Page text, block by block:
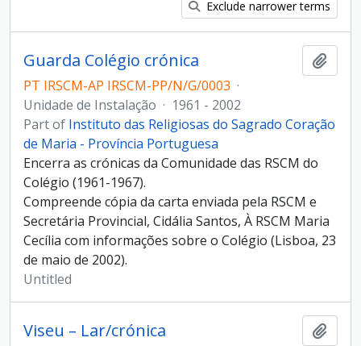
Exclude narrower terms
Guarda Colégio crónica
PT IRSCM-AP IRSCM-PP/N/G/0003 ·
Unidade de Instalação · 1961 - 2002
Part of Instituto das Religiosas do Sagrado Coração
de Maria - Província Portuguesa
Encerra as crónicas da Comunidade das RSCM do
Colégio (1961-1967).
Compreende cópia da carta enviada pela RSCM e
Secretária Provincial, Cidália Santos, À RSCM Maria
Cecília com informações sobre o Colégio (Lisboa, 23
de maio de 2002).
Untitled
Viseu – Lar/crónica